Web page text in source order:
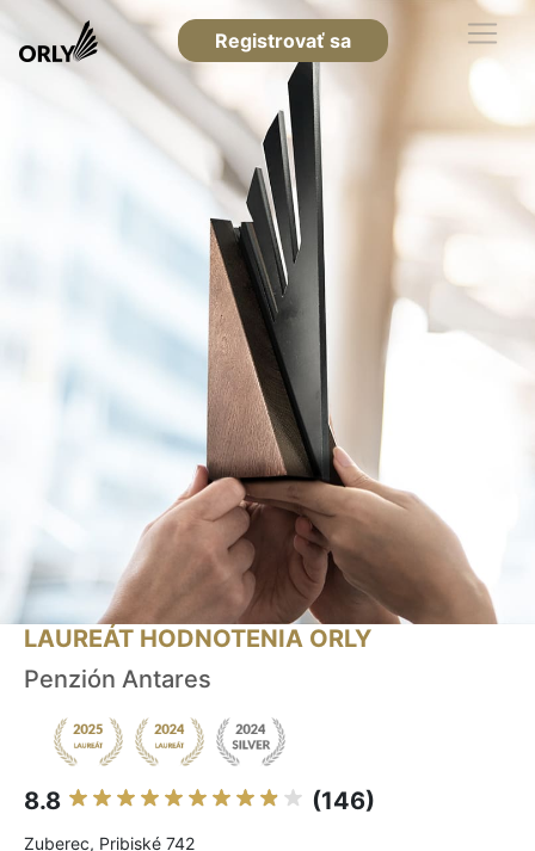
Registrovať sa
LAUREÁT HODNOTENIA ORLY
Penzión Antares
8.8 (146)
Zuberec, Pribiské 742